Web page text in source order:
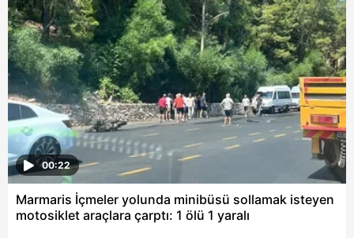
00:22
Marmaris İçmeler yolunda minibüsü sollamak isteyen
motosiklet araçlara çarptı: 1 ölü 1 yaralı